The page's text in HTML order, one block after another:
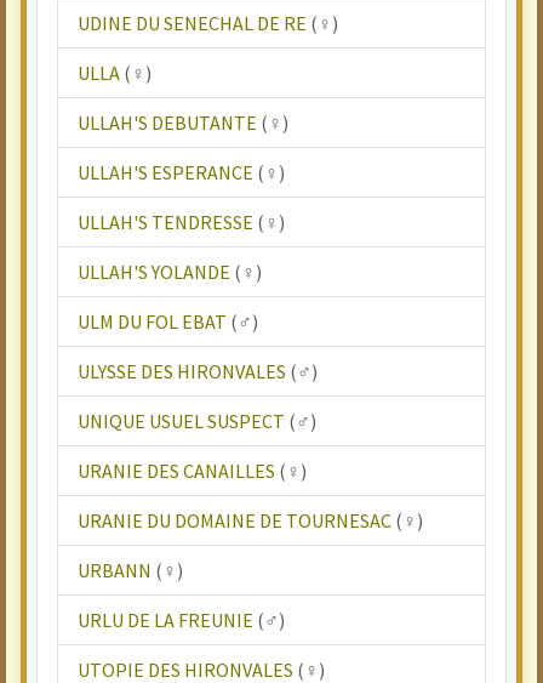
UDINE DU SENECHAL DE RE (♀)
ULLA (♀)
ULLAH'S DEBUTANTE (♀)
ULLAH'S ESPERANCE (♀)
ULLAH'S TENDRESSE (♀)
ULLAH'S YOLANDE (♀)
ULM DU FOL EBAT (♂)
ULYSSE DES HIRONVALES (♂)
UNIQUE USUEL SUSPECT (♂)
URANIE DES CANAILLES (♀)
URANIE DU DOMAINE DE TOURNESAC (♀)
URBANN (♀)
URLU DE LA FREUNIE (♂)
UTOPIE DES HIRONVALES (♀)